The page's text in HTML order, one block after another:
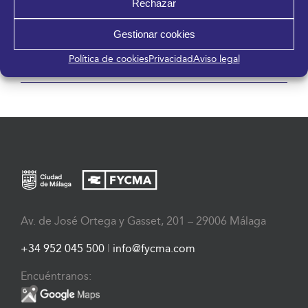
Rechazar
Gestionar cookies
Política de cookiesPrivacidadAviso legal
CREATIVA MÁLAGA
JORNADAS DE TRANSPORTE DE
ANDALUCÍA
Av. de José Ortega y Gasset, 201 – 29006 Málaga
+34 952 045 500 info@fycma.com
Encuéntranos: